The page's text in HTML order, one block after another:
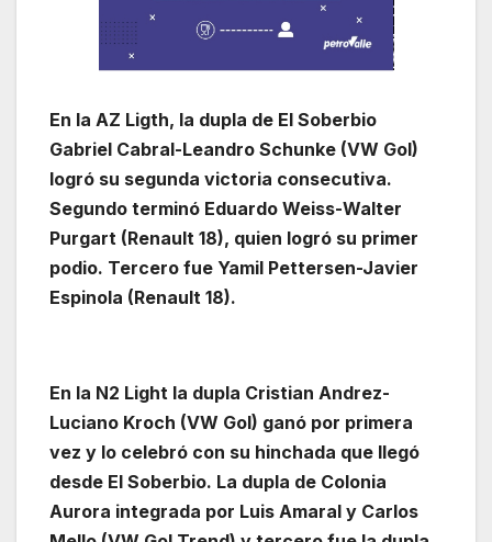
En la AZ Ligth, la dupla de El Soberbio
Gabriel Cabral-Leandro Schunke (VW Gol)
logró su segunda victoria consecutiva.
Segundo terminó Eduardo Weiss-Walter
Purgart (Renault 18), quien logró su primer
podio. Tercero fue Yamil Pettersen-Javier
Espinola (Renault 18).
En la N2 Light la dupla Cristian Andrez-
Luciano Kroch (VW Gol) ganó por primera
vez y lo celebró con su hinchada que llegó
desde El Soberbio. La dupla de Colonia
Aurora integrada por Luis Amaral y Carlos